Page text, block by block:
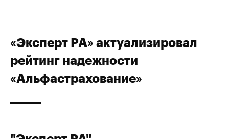
«Эксперт РА» актуализировал
рейтинг надежности
«Альфастрахование»